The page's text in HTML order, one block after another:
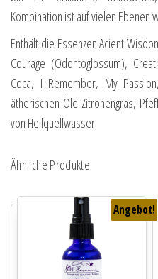
Kombination ist auf vielen Ebenen
Enthält die Essenzen Acient
Courage (Odontoglossum),
Coca, I Remember, My
ätherischen Öle Zitronengras,
von Heilquellwasser.
Ähnliche Produkte
Angebot!